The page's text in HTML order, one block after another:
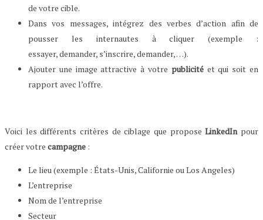
de votre cible.
Dans vos messages, intégrez des verbes d’action afin de
pousser les internautes à cliquer (exemple :
essayer, demander, s’inscrire, demander, …).
Ajouter une image attractive à votre publicitéet qui soit en
rapport avec l’offre.
Voici les différents critères de ciblage que proposeLinkedInpour
créer votre campagne :
Le lieu (exemple : États-Unis, Californie ou Los Angeles)
L’entreprise
Nom de l’entreprise
Secteur